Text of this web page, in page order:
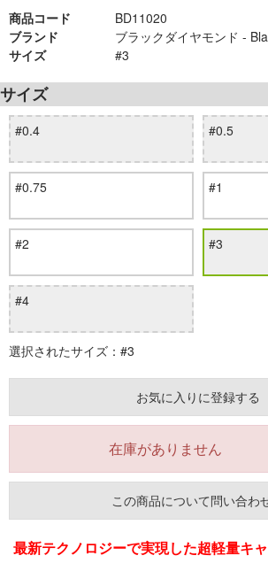
商品コード
BD11020
ブランド
ブラックダイヤモンド -
サイズ
#3
サイズ
#0.4 #0.5
#0.75 #1
#2 #3
#4
選択されたサイズ：#3
お気に入りに登録する
在庫がありません
この商品について問い合わ
最新テクノロジーで実現した超軽量キ